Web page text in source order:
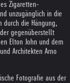
Zigaretten-
unzugänglich in die
durch die Hängung,
gegenüberstellt
Elton John und dem
Architekten Arno
Fotografie aus der